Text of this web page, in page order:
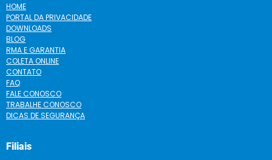
HOME
PORTAL DA PRIVACIDADE
DOWNLOADS
BLOG
RMA E GARANTIA
COLETA ONLINE
CONTATO
FAQ
FALE CONOSCO
TRABALHE CONOSCO
DICAS DE SEGURANÇA
Filiais